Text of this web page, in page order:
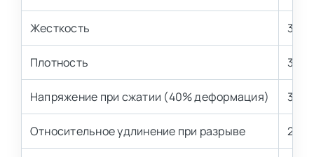
Жесткость 3
Плотность 30
Напряжение при сжатии (40% деформация)
Относительное удлинение при разрыве 200